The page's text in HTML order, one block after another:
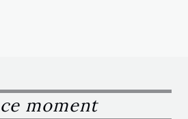
moment